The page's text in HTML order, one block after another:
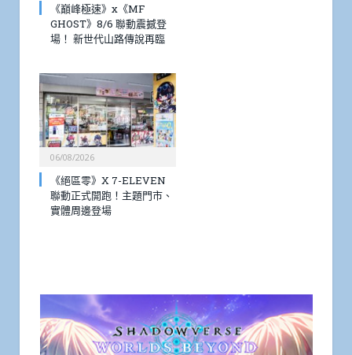
《巔峰極速》x《MF
GHOST》8/6 聯動震撼登
場！ 新世代山路傳說再臨
06/08/2026
《絕區零》X 7-ELEVEN
聯動正式開跑！主題門市、
實體周邊登場